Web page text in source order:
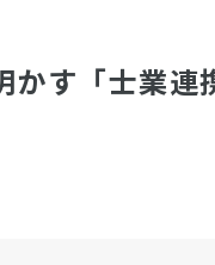
かす「士業